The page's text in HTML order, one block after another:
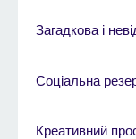
Загадкова і
Соціальна
Креативний